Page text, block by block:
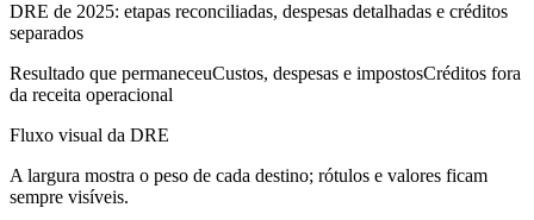
DRE de 2025: etapas reconciliadas, despesas detalhadas e créditos
separados
Resultado que permaneceuCustos, despesas e impostosCréditos fora
da receita operacional
Fluxo visual da DRE
A largura mostra o peso de cada destino; rótulos e valores ficam
sempre visíveis.